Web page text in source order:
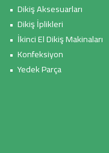
• Dikiş Aksesuarları
• Dikiş İplikleri
• İkinci El Dikiş Makinaları
• Konfeksiyon
• Yedek Parça